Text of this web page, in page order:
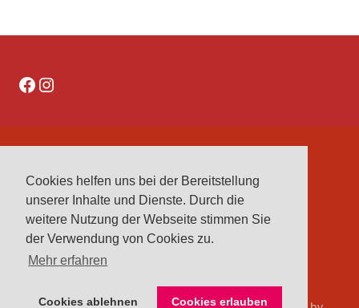
Cookies helfen uns bei der Bereitstellung
unserer Inhalte und Dienste. Durch die
weitere Nutzung der Webseite stimmen Sie
der Verwendung von Cookies zu.
Mehr erfahren
Cookies ablehnen Cookies erlauben
Facebook
Instagram
IMPRESSUM
VEREINE
VORSTAND